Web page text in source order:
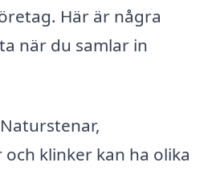
Här är några
när du samlar in
Naturstenar,
klinker kan ha olika